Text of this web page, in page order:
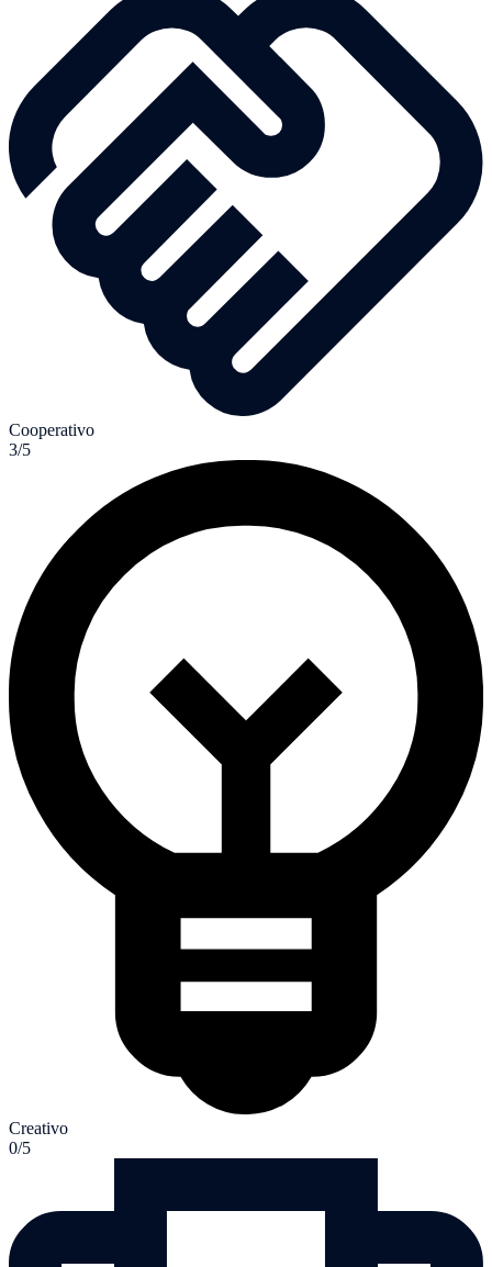
Cooperativo
3/5
Creativo
0/5